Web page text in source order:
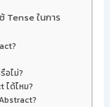
Tense ในการ
อไม่?
ได้ไหม?